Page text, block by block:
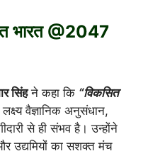
भारत @2047
सिंहने कहा कि “विकसित
वैज्ञानिक अनुसंधान,
से ही संभव है। उन्होंने
उद्यमियों का सशक्त मंच